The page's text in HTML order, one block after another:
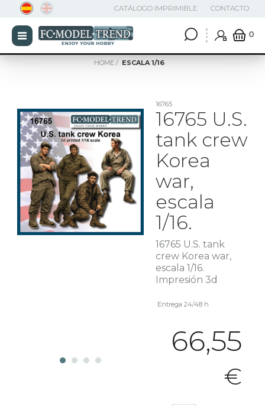
0
CATÁLOGO IMPRIMIBLE CONTACTO
HOME ESCALA 1/16
16765
16765 U.S.
tank crew
Korea
war,
escala
1/16.
16765 U.S. tank
crew Korea war,
escala 1/16.
Impresión 3d
Entrega 24/48 h
66,55
€